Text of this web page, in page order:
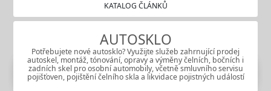
KATALOG ČLÁNKŮ
AUTOSKLO
Potřebujete nové autosklo? Využijte služeb zahrnující prodej
autoskel, montáž, tónování, opravy a výměny čelních, bočních i
zadních skel pro osobní automobily, včetně smluvního servisu
pojišťoven, pojištění čelního skla a likvidace pojistných událostí